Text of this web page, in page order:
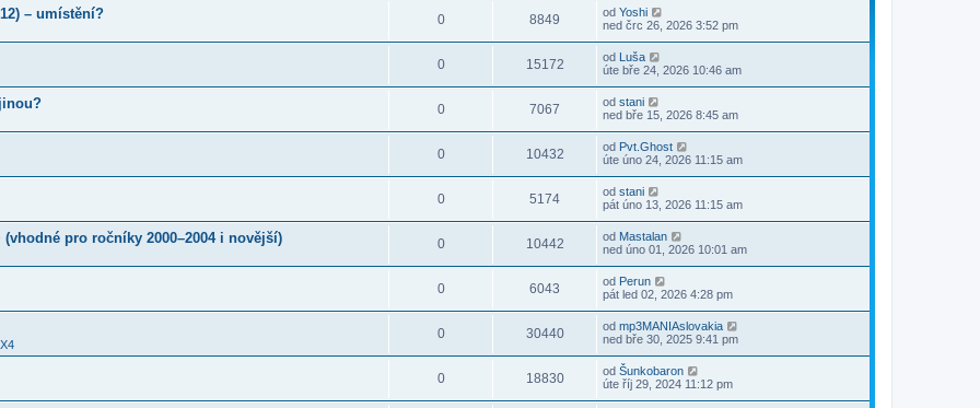
– umístění? 0 8849 od Yoshi
ned črc 26, 2026 3:52 pm
0 15172 od Luša
úte bře 24, 2026 10:46 am
0 7067 od stani
ned bře 15, 2026 8:45 am
0 10432 od Pvt.Ghost
úte úno 24, 2026 11:15 am
0 5174 od stani
pát úno 13, 2026 11:15 am
pro ročníky 2000–2004 i novější) 0 10442 od Mastalan
ned úno 01, 2026 10:01 am
0 6043 od Perun
pát led 02, 2026 4:28 pm
0 30440 od mp3MANIAslovakia
ned bře 30, 2025 9:41 pm
0 18830 od Šunkobaron
úte říj 29, 2024 11:12 pm